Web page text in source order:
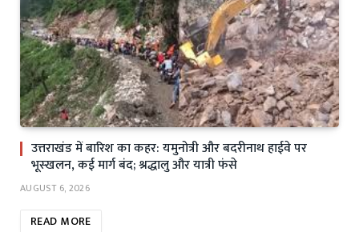
उत्तराखंड में बारिश का कहर: यमुनोत्री और बदरीनाथ हाईवे पर
भूस्खलन, कई मार्ग बंद; श्रद्धालु और यात्री फंसे
AUGUST 6, 2026
READ MORE